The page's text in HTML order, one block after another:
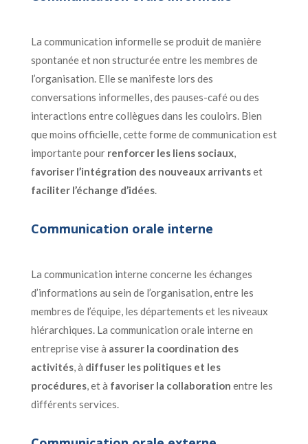
La communication informelle se produit de manière
spontanée et non structurée entre les membres de
l’organisation. Elle se manifeste lors des
conversations informelles, des pauses-café ou des
interactions entre collègues dans les couloirs. Bien
que moins officielle, cette forme de communication est
importante pour renforcer les liens sociaux,
favoriser l’intégration des nouveaux arrivantset
faciliter l’échange d’idées.
Communication orale interne
La communication interne concerne les échanges
d’informations au sein de l’organisation, entre les
membres de l’équipe, les départements et les niveaux
hiérarchiques. La communication orale interne en
entreprise vise à assurer la coordination des
activités, à diffuser les politiques et les
procédures, et à favoriser la collaboration entre les
différents services.